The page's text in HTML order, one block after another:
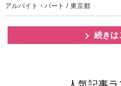
アルバイト・パート / 東京都
続きは